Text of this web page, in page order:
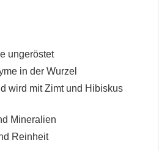
ungeröstet
in der Wurzel
wird mit Zimt und Hibiskus
Mineralien
Reinheit